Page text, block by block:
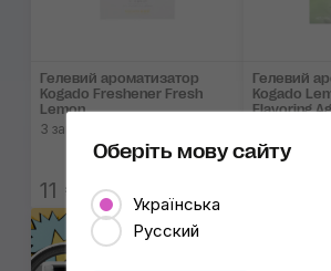
Гелевий ароматизатор
Kogado Freshener Fresh
Lemon
З запахом свіжого лимона
11 ₴
Гелевий
Kogado
Flavoring
Оберіть мову сайту
Українська
Русский